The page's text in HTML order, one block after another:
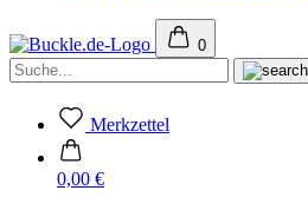
0
Merkzettel
0,00 €